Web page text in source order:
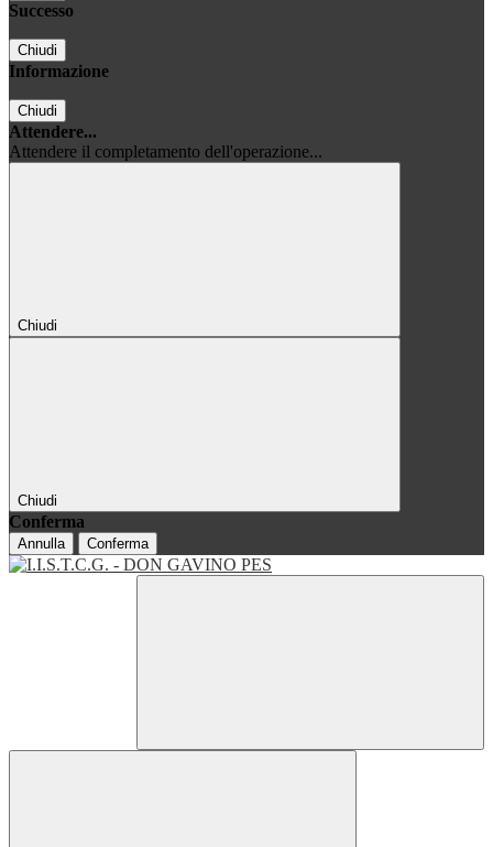
Successo
Chiudi
Informazione
Chiudi
Attendere...
Attendere il completamento dell'operazione...
Chiudi
Chiudi
Conferma
Annulla Conferma